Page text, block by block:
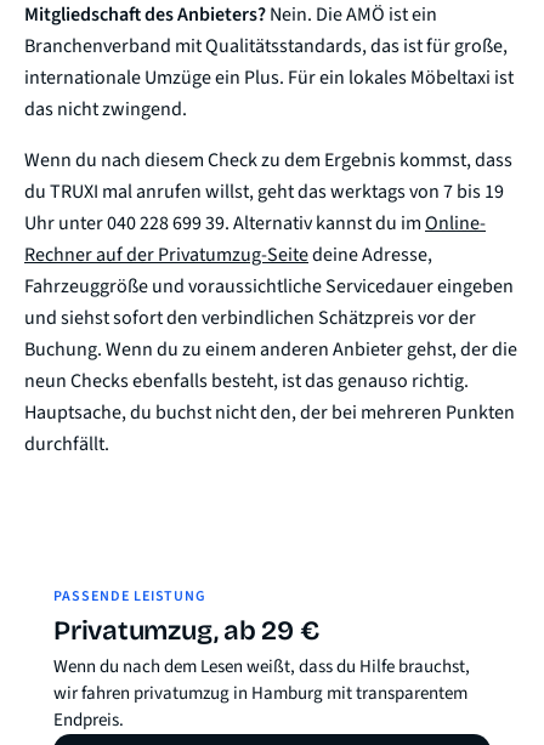
Mitgliedschaft des Anbieters?Nein. Die AMÖ ist ein
Branchenverband mit Qualitätsstandards, das ist für große,
internationale Umzüge ein Plus. Für ein lokales Möbeltaxi ist
das nicht zwingend.
Wenn du nach diesem Check zu dem Ergebnis kommst, dass
du TRUXI mal anrufen willst, geht das werktags von 7 bis 19
Uhr unter 040 228 699 39. Alternativ kannst du imOnline-
Rechner auf der Privatumzug-Seitedeine Adresse,
Fahrzeuggröße und voraussichtliche Servicedauer eingeben
und siehst sofort den verbindlichen Schätzpreis vor der
Buchung. Wenn du zu einem anderen Anbieter gehst, der die
neun Checks ebenfalls besteht, ist das genauso richtig.
Hauptsache, du buchst nicht den, der bei mehreren Punkten
durchfällt.
PASSENDE LEISTUNG
Privatumzug, ab 29 €
Wenn du nach dem Lesen weißt, dass du Hilfe brauchst,
wir fahren privatumzug in Hamburg mit transparentem
Endpreis.